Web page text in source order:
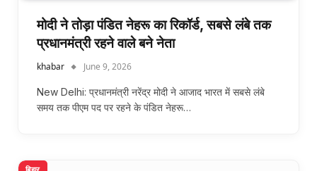
मोदी ने तोड़ा पंडित नेहरू का रिकॉर्ड, सबसे लंबे तक
प्रधानमंत्री रहने वाले बने नेता
khabar June 9, 2026
New Delhi: प्रधानमंत्री नरेंद्र मोदी ने आजाद भारत में सबसे लंबे
समय तक पीएम पद पर रहने के पंडित नेहरू…